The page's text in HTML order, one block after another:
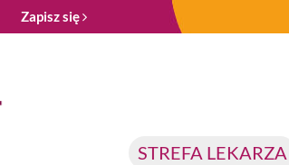
Zapisz się
STREFA LEKARZA